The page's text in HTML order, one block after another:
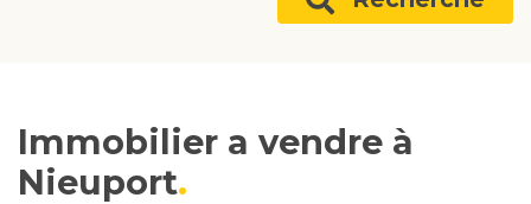
Immobilier a vendre à
Nieuport